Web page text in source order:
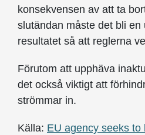
konsekvensen av att ta
slutändan måste det bli en
resultatet så att reglerna
Förutom att upphäva
det också viktigt att
strömmar in.
Källa: EU agency seeks